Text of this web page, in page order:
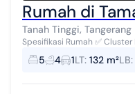
Rumah di
Tanah Tinggi, Tangerang
Spesifikasi Rumah ✅ Cluster
Tanah Tinggi Tangerang ✅
132 m² (6 x...
5 4 1LT: 132 m²LB: